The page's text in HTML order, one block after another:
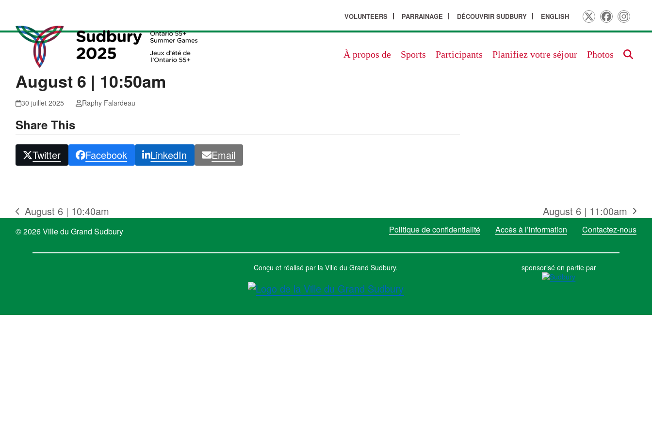
content
VOLUNTEERS PARRAINAGE DÉCOUVRIR SUDBURY ENGLISH TwitterFacebook
À propos de Sports Participants Planifiez votre séjour Photos
August 6 | 10:50am
30 juillet 2025 Raphy Falardeau
Share This
Twitter Facebook LinkedIn Email
previous
post:
August 6 | 10:40am
next
post:
August 6 | 11:00am
© 2026 Ville du Grand Sudbury Politique de confidentialité Accès à l’information Contactez-nous
Conçu et réalisé par la Ville du Grand Sudbury. sponsorisé en partie par